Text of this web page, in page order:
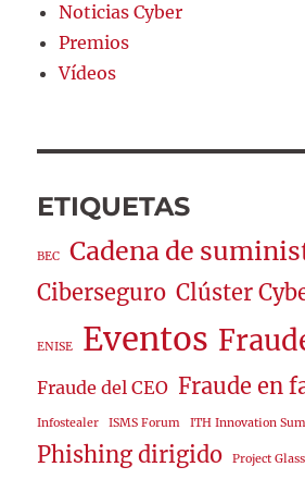
Noticias Cyber
Premios
Vídeos
ETIQUETAS
BEC Cadena de
Ciberseguro Clúster
ENISE Eventos
Fraude del CEO Fraude en
Infostealer ISMS Forum ITH Innovation
Phishing dirigido Project